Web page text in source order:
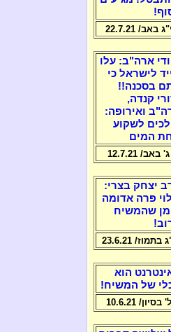
י"ג באב/ 22.7.21
ארה"ב: עלו
לישראל כי
בסכנה!!
קנדה,
ואירופה:
לשקוע
המים
ג' באב/ 12.7.21
יצחק בצרי:
פרה אדומה
שהמשיח
בתמוז/ 23.6.21
הוא
של המשיח!
ל' בסיון/ 10.6.21